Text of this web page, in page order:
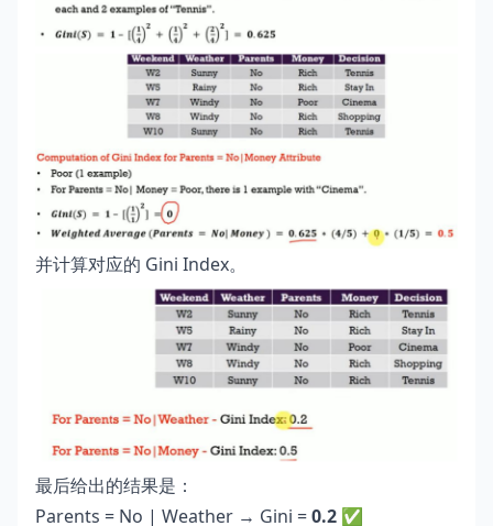
并计算对应的 Gini Index。
最后给出的结果是：
Parents = No | Weather → Gini =0.2 ✅